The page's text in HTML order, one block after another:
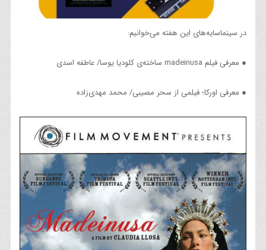
در سینماسایه‌های این هفته می‌خوانیم:
● معرفی فیلم madeinusa ساخته‌ی کلودیا یوسا/ عاطفه اسدی
● معرفی اورکا؛ فیلمی از سحر مصیبی/ محمد مهدی‌زاده